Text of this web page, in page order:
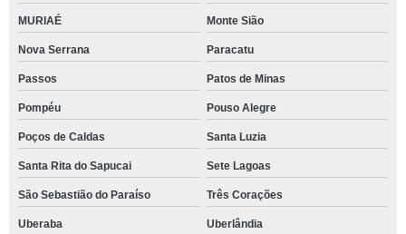
MURIAÉ Monte Sião
Nova Serrana Paracatu
Passos Patos de Minas
Pompéu Pouso Alegre
Poços de Caldas Santa Luzia
Santa Rita do Sapucai Sete Lagoas
São Sebastião do Paraíso Três Corações
Uberaba Uberlândia